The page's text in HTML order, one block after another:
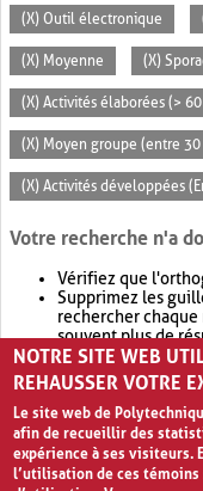
(X) Outil électronique
(X) Moyenne (X)
(X) Activités élaborées (>
(X) Moyen groupe (entre
(X) Activités développées
Votre recherche n'a
Vérifiez que
Supprimez les
rechercher
souvent plus de
Envisagez
retournera
NOTRE SITE WEB
REHAUSSER VOTRE
Le site web de
afin de recueillir des
expérience à ses visiteurs.
l’utilisation de ces